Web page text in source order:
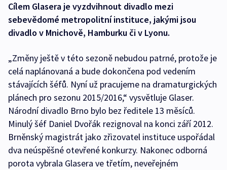
Cílem Glasera je vyzdvihnout divadlo mezi
sebevědomé metropolitní instituce, jakými jsou
divadlo v Mnichově, Hamburku či v Lyonu.
„Změny ještě v této sezoně nebudou patrné, protože je
celá naplánovaná a bude dokončena pod vedením
stávajících šéfů. Nyní už pracujeme na dramaturgických
plánech pro sezonu 2015/2016,“ vysvětluje Glaser.
Národní divadlo Brno bylo bez ředitele 13 měsíců.
Minulý šéf Daniel Dvořák rezignoval na konci září 2012.
Brněnský magistrát jako zřizovatel instituce uspořádal
dva neúspěšné otevřené konkurzy. Nakonec odborná
porota vybrala Glasera ve třetím, neveřejném